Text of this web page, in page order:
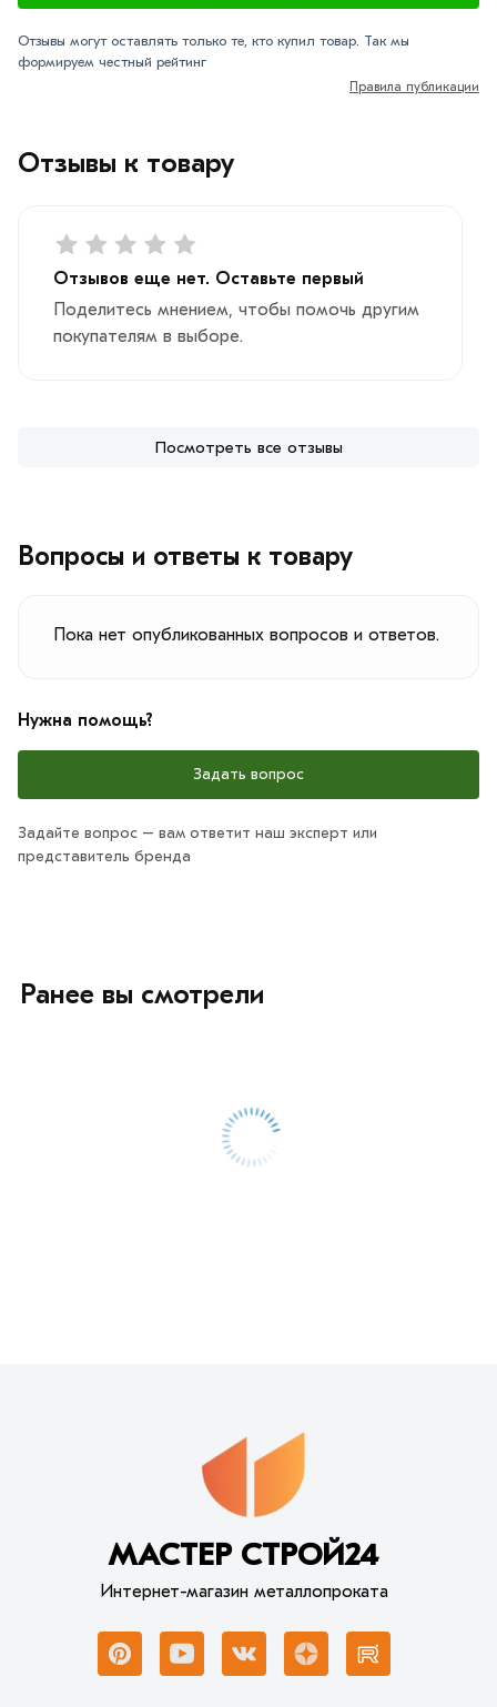
Отзывы к товару
Отзывов еще нет. Оставьте первый
Поделитесь мнением, чтобы помочь другим
покупателям в выборе.
Посмотреть все отзывы
Отзывы могут оставлять только те, кто купил товар. Так мы
формируем честный рейтинг
Правила публикации
Вопросы и ответы к товару
Пока нет опубликованных вопросов и ответов.
Нужна помощь?
Задать вопрос
Задайте вопрос – вам ответит наш эксперт или
представитель бренда
Ранее вы смотрели
МАСТЕР СТРОЙ24
Интернет-магазин металлопроката